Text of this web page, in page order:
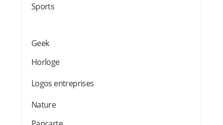
Sports
Geek
Horloge
Logos entreprises
Nature